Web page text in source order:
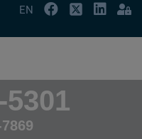
EN
5301